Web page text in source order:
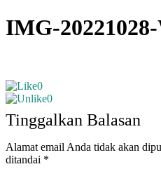
IMG-
0
0
Tinggalkan Balasan
Alamat email Anda tidak akan
ditandai *